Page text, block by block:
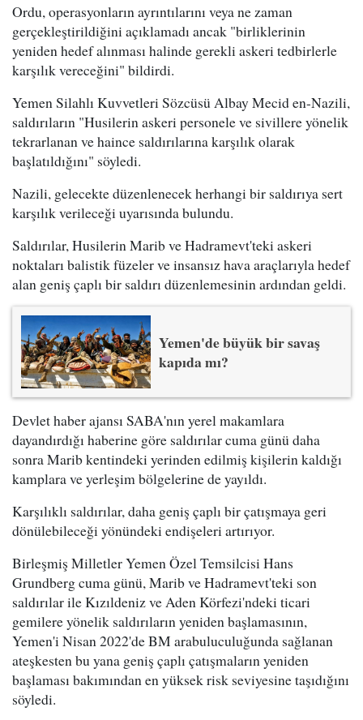
Ordu, operasyonların ayrıntılarını veya ne zaman
gerçekleştirildiğini açıklamadı ancak "birliklerinin
yeniden hedef alınması halinde gerekli askeri tedbirlerle
karşılık vereceğini" bildirdi.
Yemen Silahlı Kuvvetleri Sözcüsü Albay Mecid en-Nazili,
saldırıların "Husilerin askeri personele ve sivillere yönelik
tekrarlanan ve haince saldırılarına karşılık olarak
başlatıldığını" söyledi.
Nazili, gelecekte düzenlenecek herhangi bir saldırıya sert
karşılık verileceği uyarısında bulundu.
Saldırılar, Husilerin Marib ve Hadramevt'teki askeri
noktaları balistik füzeler ve insansız hava araçlarıyla hedef
alan geniş çaplı bir saldırı düzenlemesinin ardından geldi.
Yemen'de büyük bir savaş
kapıda mı?
Devlet haber ajansı SABA'nın yerel makamlara
dayandırdığı haberine göre saldırılar cuma günü daha
sonra Marib kentindeki yerinden edilmiş kişilerin kaldığı
kamplara ve yerleşim bölgelerine de yayıldı.
Karşılıklı saldırılar, daha geniş çaplı bir çatışmaya geri
dönülebileceği yönündeki endişeleri artırıyor.
Birleşmiş Milletler Yemen Özel Temsilcisi Hans
Grundberg cuma günü, Marib ve Hadramevt'teki son
saldırılar ile Kızıldeniz ve Aden Körfezi'ndeki ticari
gemilere yönelik saldırıların yeniden başlamasının,
Yemen'i Nisan 2022'de BM arabuluculuğunda sağlanan
ateşkesten bu yana geniş çaplı çatışmaların yeniden
başlaması bakımından en yüksek risk seviyesine taşıdığını
söyledi.